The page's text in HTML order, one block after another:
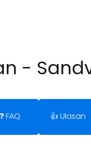
-
❓ FAQ 👍 Ulasan